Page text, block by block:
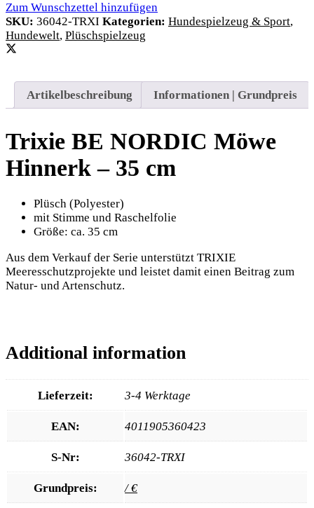
Zum Wunschzettel hinzufügen
SKU: 36042-TRXI Kategorien: Hundespielzeug & Sport,
Hundewelt, Plüschspielzeug
Artikelbeschreibung Informationen | Grundpreis
Trixie BE NORDIC Möwe
Hinnerk – 35 cm
Plüsch (Polyester)
mit Stimme und Raschelfolie
Größe: ca. 35 cm
Aus dem Verkauf der Serie unterstützt TRIXIE
Meeresschutzprojekte und leistet damit einen Beitrag zum
Natur- und Artenschutz.
Additional information
Lieferzeit: 3-4 Werktage
EAN: 4011905360423
S-Nr: 36042-TRXI
Grundpreis: / €